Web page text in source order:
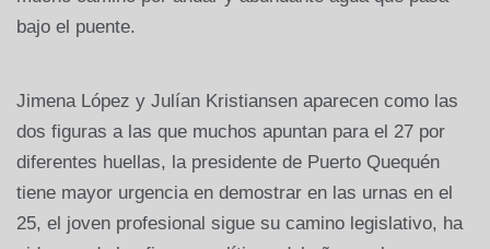
bajo el puente.
Jimena López y Julían Kristiansen aparecen como las
dos figuras a las que muchos apuntan para el 27 por
diferentes huellas, la presidente de Puerto Quequén
tiene mayor urgencia en demostrar en las urnas en el
25, el joven profesional sigue su camino legislativo, ha